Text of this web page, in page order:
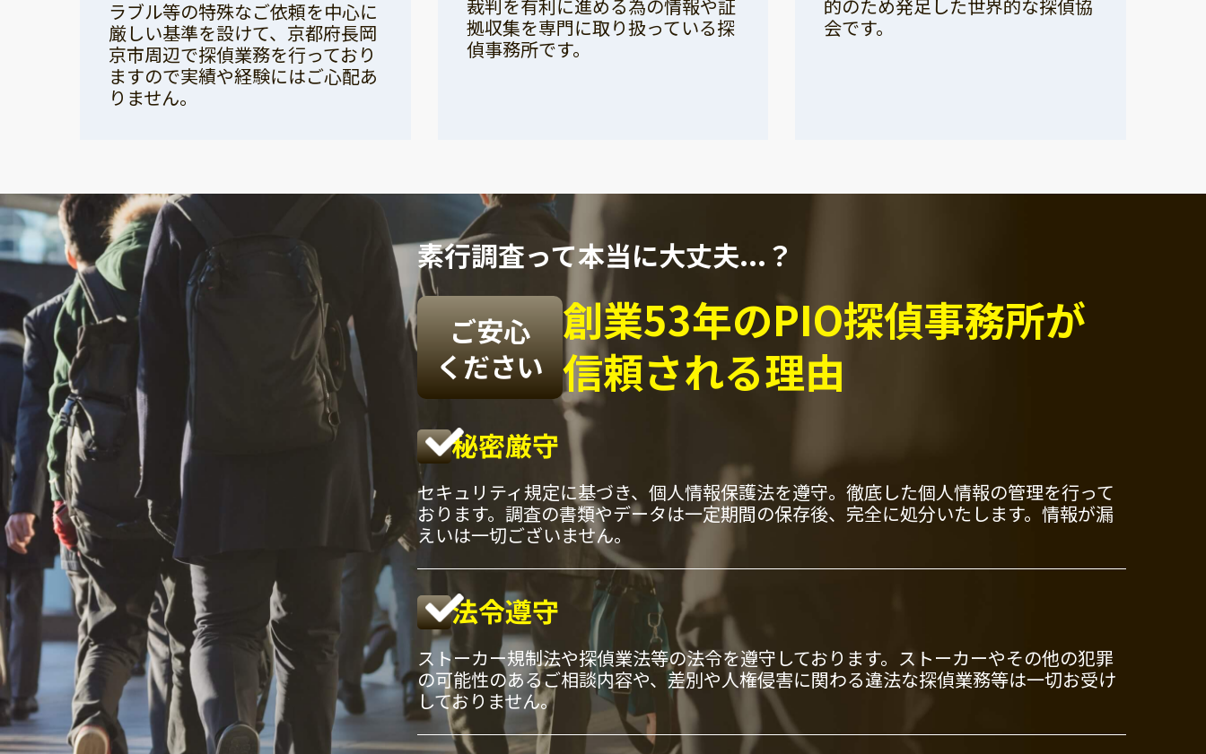
ラブル等の特殊なご依頼を中心に
厳しい基準を設けて、京都府長岡
京市周辺で探偵業務を行っており
ますので実績や経験にはご心配あ
りません。
裁判を有利に進める為の情報や証
拠収集を専門に取り扱っている探
偵事務所です。
的のため発足した世界的な探偵協
会です。
素行調査って本当に大丈夫...？
ご安心
ください
創業53年のPIO探偵事務所が
信頼される理由
秘密厳守
セキュリティ規定に基づき、個人情報保護法を遵守。徹底した個人情報の管理を行って
おります。調査の書類やデータは一定期間の保存後、完全に処分いたします。情報が漏
えいは一切ございません。
法令遵守
ストーカー規制法や探偵業法等の法令を遵守しております。ストーカーやその他の犯罪
の可能性のあるご相談内容や、差別や人権侵害に関わる違法な探偵業務等は一切お受け
しておりません。